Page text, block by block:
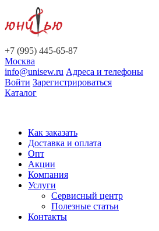
+7 (995) 445-65-87
Москва
info@unisew.ru Адреса и телефоны
Войти Зарегистрироваться
Каталог
Как заказать
Доставка и оплата
Опт
Акции
Компания
Услуги
Сервисный центр
Полезные статьи
Контакты